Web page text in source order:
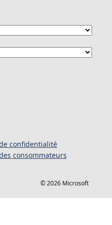
confidentialité
consommateurs
© 2026 Microsoft